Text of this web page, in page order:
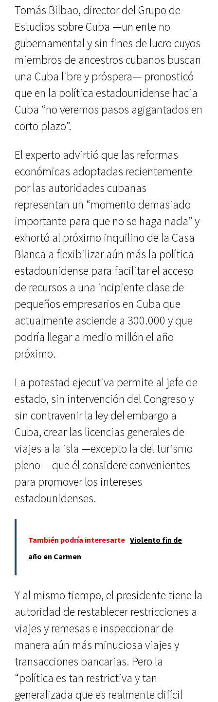
Tomás Bilbao, director del Grupo de
Estudios sobre Cuba —un ente no
gubernamental y sin fines de lucro cuyos
miembros de ancestros cubanos buscan
una Cuba libre y próspera— pronosticó
que en la política estadounidense hacia
Cuba “no veremos pasos agigantados en
corto plazo”.
El experto advirtió que las reformas
económicas adoptadas recientemente
por las autoridades cubanas
representan un “momento demasiado
importante para que no se haga nada” y
exhortó al próximo inquilino de la Casa
Blanca a flexibilizar aún más la política
estadounidense para facilitar el acceso
de recursos a una incipiente clase de
pequeños empresarios en Cuba que
actualmente asciende a 300.000 y que
podría llegar a medio millón el año
próximo.
La potestad ejecutiva permite al jefe de
estado, sin intervención del Congreso y
sin contravenir la ley del embargo a
Cuba, crear las licencias generales de
viajes a la isla —excepto la del turismo
pleno— que él considere convenientes
para promover los intereses
estadounidenses.
También podría interesarte Violento fin de
año en Carmen
Y al mismo tiempo, el presidente tiene la
autoridad de restablecer restricciones a
viajes y remesas e inspeccionar de
manera aún más minuciosa viajes y
transacciones bancarias. Pero la
“política es tan restrictiva y tan
generalizada que es realmente difícil